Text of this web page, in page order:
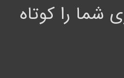
شما را کوتاه